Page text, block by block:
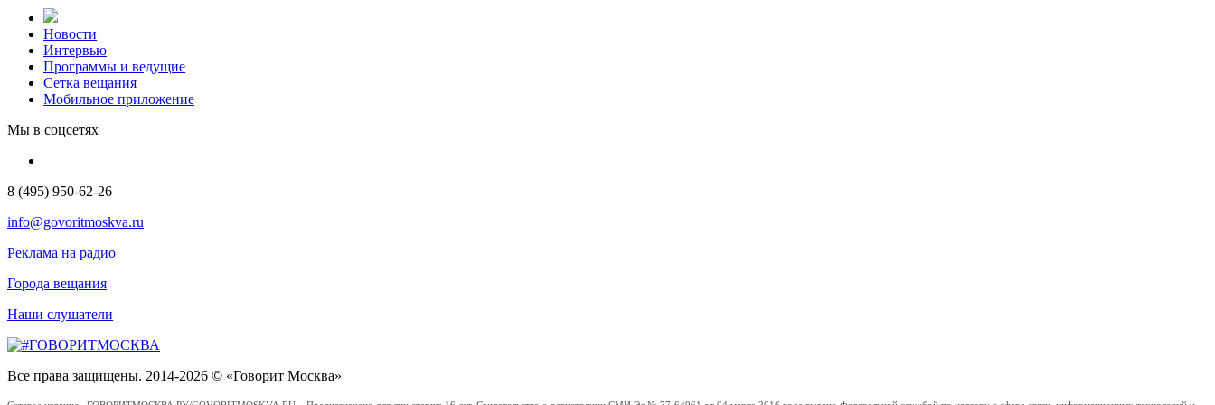
Новости
Интервью
Программы и ведущие
Сетка вещания
Мобильное приложение
Мы в соцсетях
8 (495) 950-62-26
info@govoritmoskva.ru
Реклама на радио
Города вещания
Наши слушатели
Все права защищены. 2014-2026 © «Говорит Москва»